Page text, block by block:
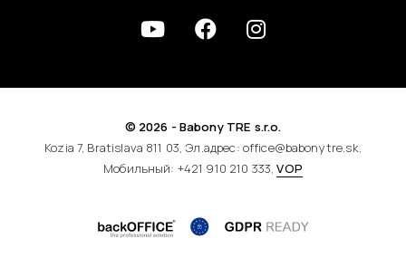
© 2026 - Babony TRE s.r.o.
Kozia 7, Bratislava 811 03, Эл.адрес: office@babonytre.sk,
Мобильный: +421 910 210 333,VOP